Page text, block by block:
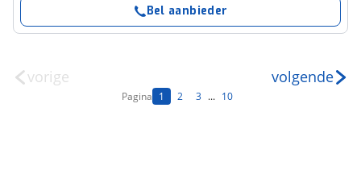
Bel aanbieder
vorige
Pagina 1 2 3 ... 10
volgende